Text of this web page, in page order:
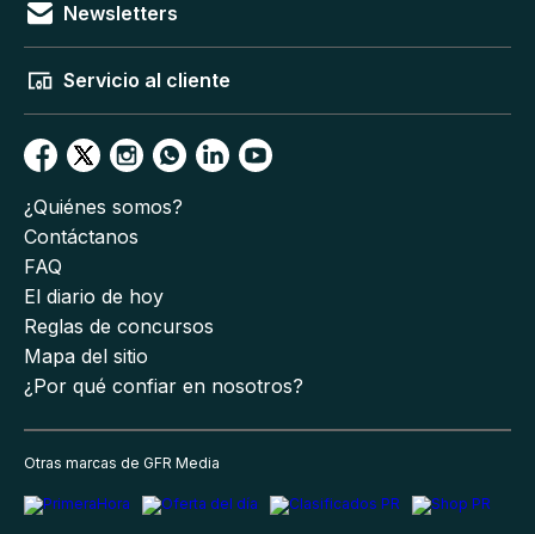
Newsletters
Servicio al cliente
¿Quiénes somos?
Contáctanos
FAQ
El diario de hoy
Reglas de concursos
Mapa del sitio
¿Por qué confiar en nosotros?
Otras marcas de GFR Media